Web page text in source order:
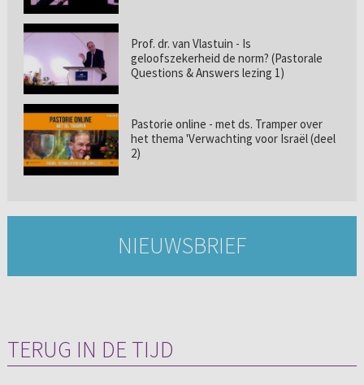
Prof. dr. van Vlastuin - Is
geloofszekerheid de norm? (Pastorale
Questions & Answers lezing 1)
Pastorie online - met ds. Tramper over
het thema 'Verwachting voor Israël (deel
2)
NIEUWSBRIEF
TERUG IN DE TIJD